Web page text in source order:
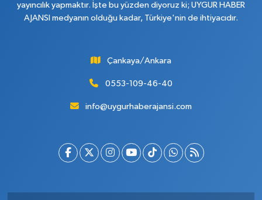
yayıncılık yapmaktır. İşte bu yüzden diyoruz ki; UYGUR HABER
AJANSI medyanın olduğu kadar, Türkiye'nin de ihtiyacıdır.
Çankaya/Ankara
0553-109-46-40
info@uygurhaberajansi.com